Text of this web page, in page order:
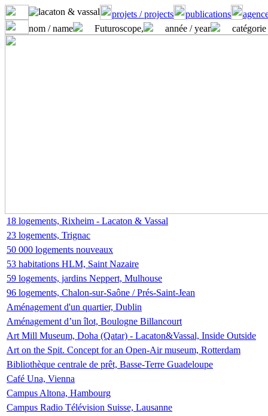
projets / projects publications
nom / name
Futuroscope, année / year
18 logements, Rixheim - Lacaton & Vassal
23 logements, Trignac
50 000 logements nouveaux
53 habitations HLM, Saint Nazaire
59 logements, jardins Neppert, Mulhouse
96 logements, Chalon-sur-Saône / Prés-Saint-Jean
Aménagement d'un quartier, Dublin
Aménagement d’un îlot, Boulogne Billancourt
Art Mill Museum, Doha (Qatar) - Lacaton&Vassal, Inside Outside
Art on the Spit. Concept for an Open-Air museum, Rotterdam
Bibliothèque centrale de prêt, Basse-Terre Guadeloupe
Café Una, Vienna
Campus Altona, Hambourg
Campus Radio Télévision Suisse, Lausanne